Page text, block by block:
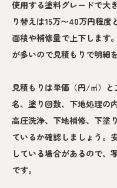
使用する塗料グレードで大
り替えは15万〜40万円程
面積や補修量で上下します
が多いので見積もりで明細
見積もりは単価（円/㎡）
名、塗り回数、下地処理の
高圧洗浄、下地補修、下塗
ているか確認しましょう。
している場合があるので、
です。